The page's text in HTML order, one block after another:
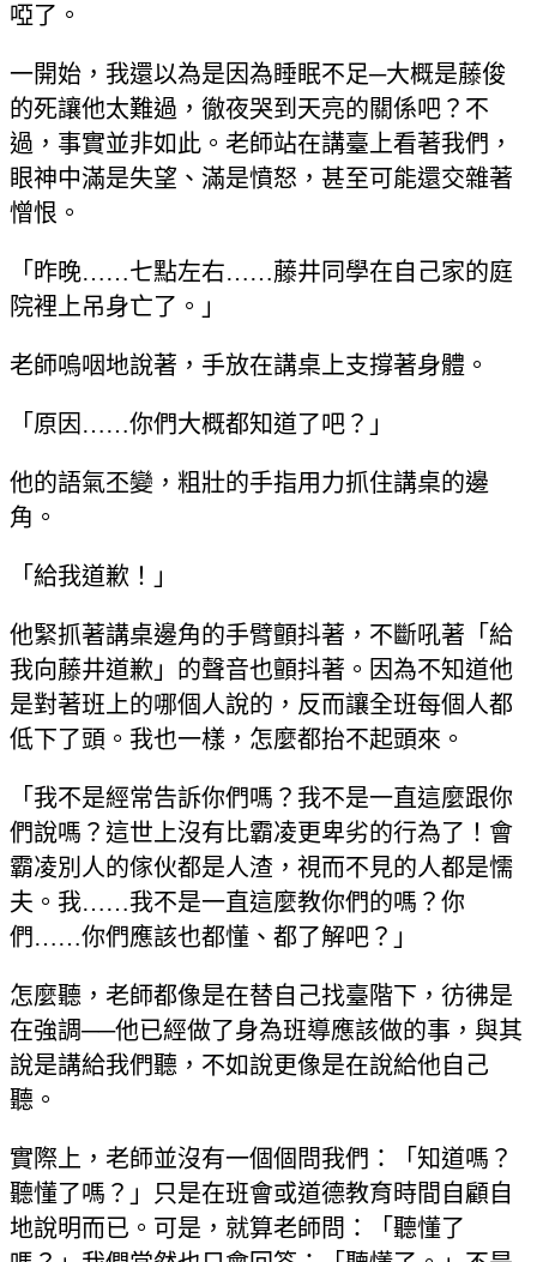
啞了。
一開始，我還以為是因為睡眠不足─大概是藤俊
的死讓他太難過，徹夜哭到天亮的關係吧？不
過，事實並非如此。老師站在講臺上看著我們，
眼神中滿是失望、滿是憤怒，甚至可能還交雜著
憎恨。
「昨晚……七點左右……藤井同學在自己家的庭
院裡上吊身亡了。」
老師嗚咽地說著，手放在講桌上支撐著身體。
「原因……你們大概都知道了吧？」
他的語氣丕變，粗壯的手指用力抓住講桌的邊
角。
「給我道歉！」
他緊抓著講桌邊角的手臂顫抖著，不斷吼著「給
我向藤井道歉」的聲音也顫抖著。因為不知道他
是對著班上的哪個人說的，反而讓全班每個人都
低下了頭。我也一樣，怎麼都抬不起頭來。
「我不是經常告訴你們嗎？我不是一直這麼跟你
們說嗎？這世上沒有比霸凌更卑劣的行為了！會
霸凌別人的傢伙都是人渣，視而不見的人都是懦
夫。我……我不是一直這麼教你們的嗎？你
們……你們應該也都懂、都了解吧？」
怎麼聽，老師都像是在替自己找臺階下，彷彿是
在強調──他已經做了身為班導應該做的事，與其
說是講給我們聽，不如說更像是在說給他自己
聽。
實際上，老師並沒有一個個問我們：「知道嗎？
聽懂了嗎？」只是在班會或道德教育時間自顧自
地說明而已。可是，就算老師問：「聽懂了